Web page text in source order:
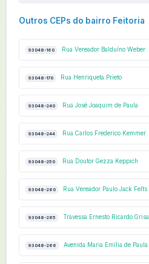
Outros CEPs do bairro Feitoria
93048-160 Rua Vereador Balduíno Weber
93048-170 Rua Henriqueta Prieto
93048-240 Rua José Joaquim de Paula
93048-244 Rua Carlos Frederico Kemmer
93048-250 Rua Doutor Gezza Keppich
93048-260 Rua Vereador Paulo Jack Felts
93048-265 Travessa Ernesto Ricardo Grisa
93048-266 Avenida Maria Emília de Paula